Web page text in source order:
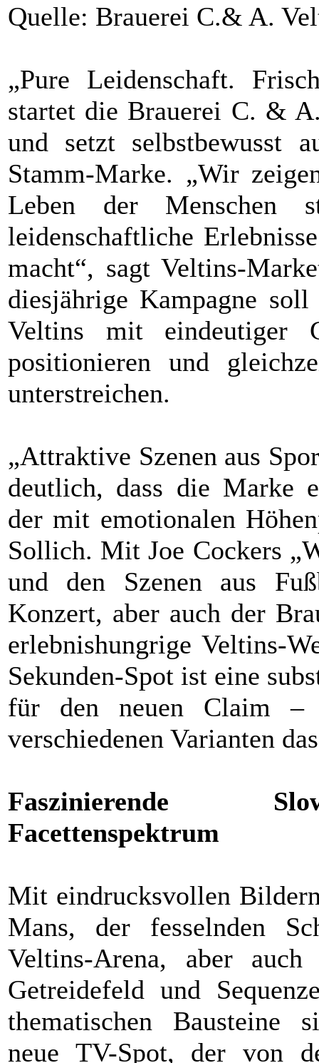
Quelle: Brauerei C.& A.
„Pure Leidenschaft.
startet die Brauerei C. &
und setzt selbstbewusst
Stamm-Marke. „Wir
Leben der Menschen
leidenschaftliche
macht“, sagt Veltins-
diesjährige Kampagne
Veltins mit eindeutiger
positionieren und
unterstreichen.
„Attraktive Szenen aus
deutlich, dass die Marke
der mit emotionalen
Sollich. Mit Joe Cockers
und den Szenen aus
Konzert, aber auch der
erlebnishungrige Veltins-
Sekunden-Spot ist eine
für den neuen Claim
verschiedenen Varianten
Faszinierende
Facettenspektrum
Mit eindrucksvollen
Mans, der fesselnden
Veltins-Arena, aber
Getreidefeld und
thematischen Bausteine
neue TV-Spot, der von